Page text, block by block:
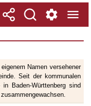
Namen versehener
Seit der kommunalen
Baden-Württenberg sind